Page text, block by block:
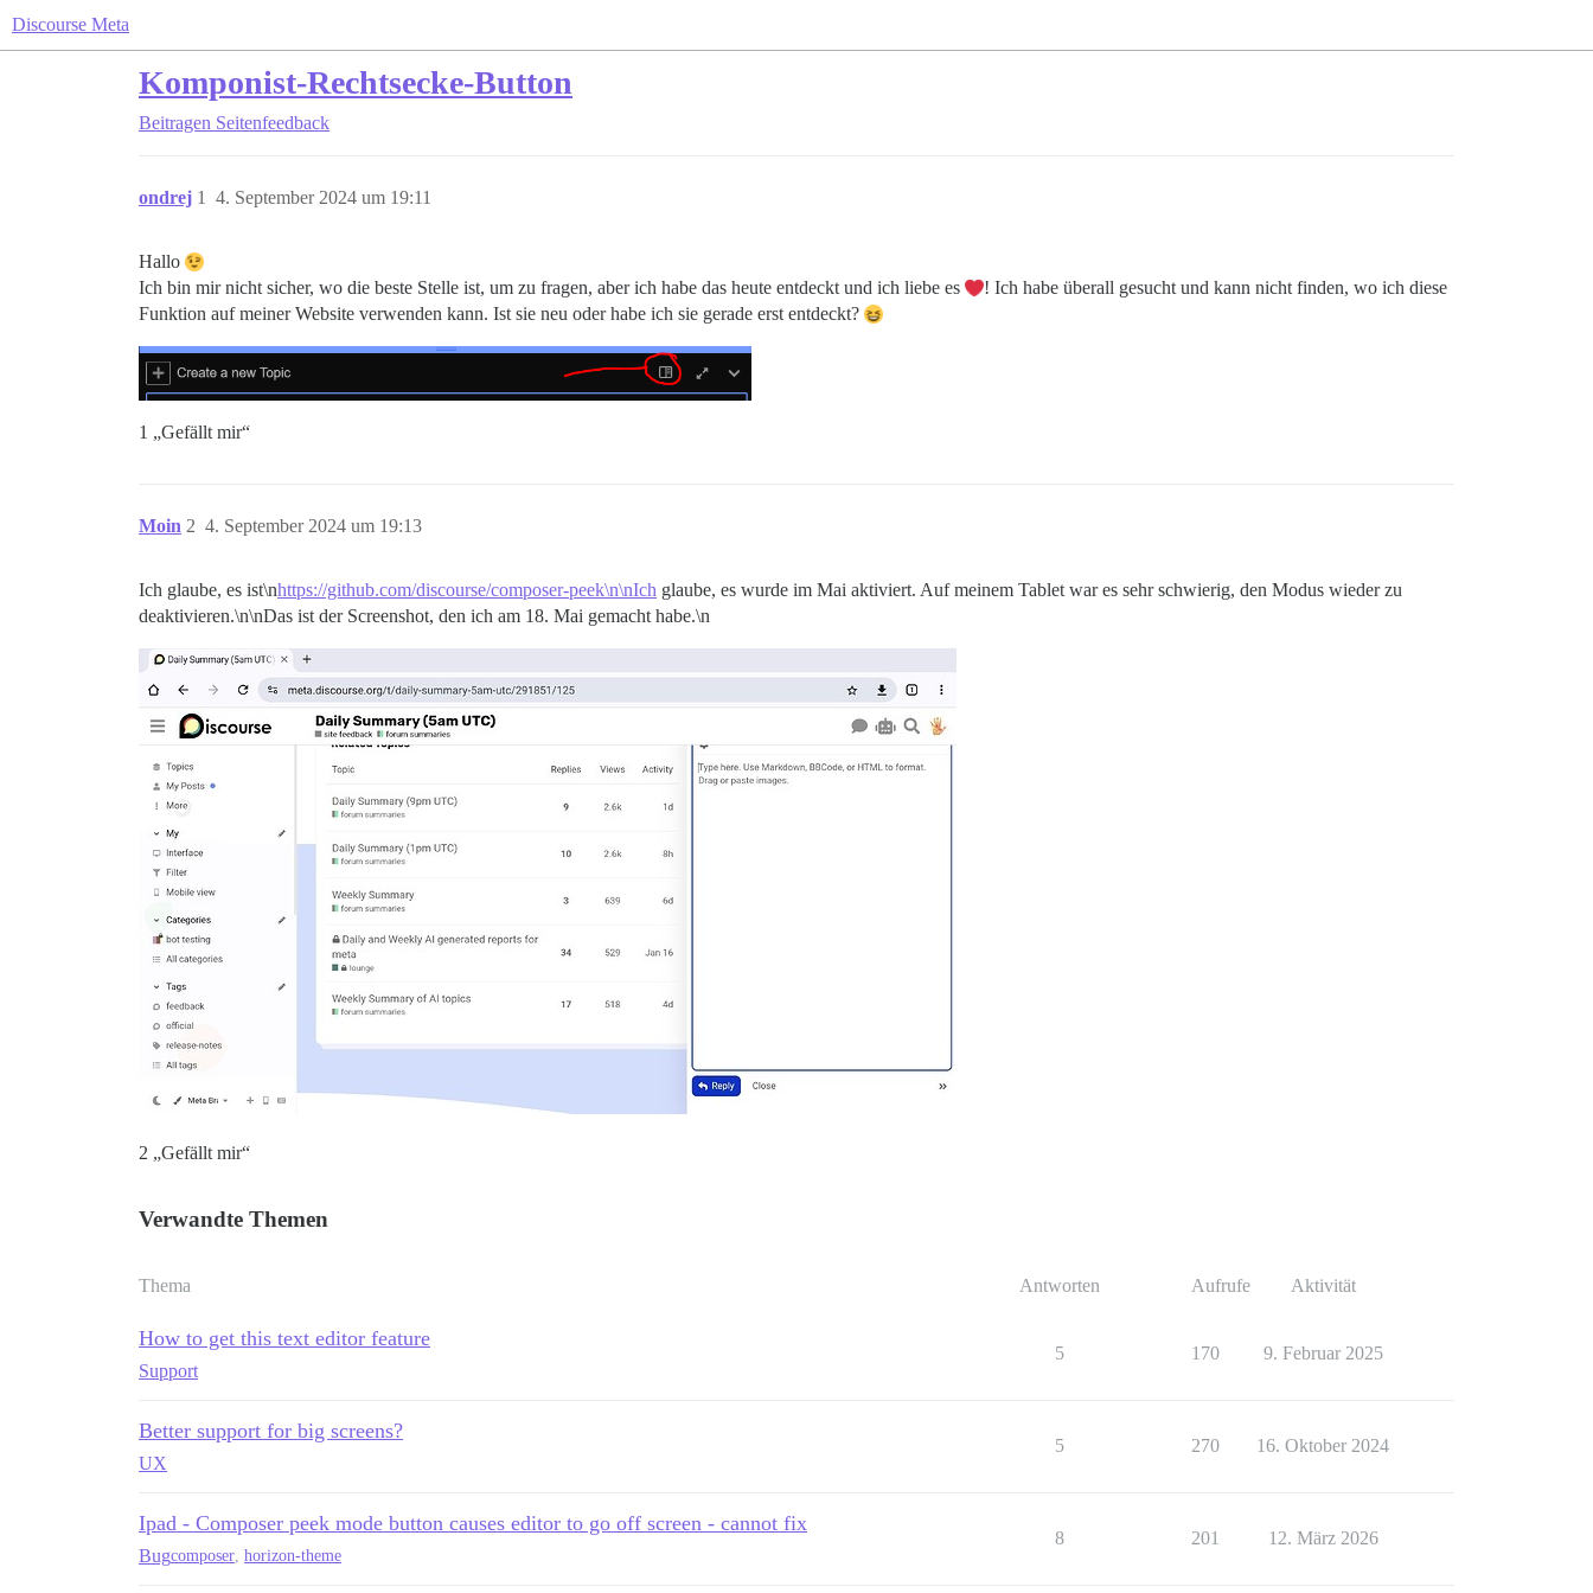
Discourse Meta
Komponist-Rechtsecke-Button
Beitragen Seitenfeedback
ondrej 4. September 2024 um 19:11
1
Hallo
Ich bin mir nicht sicher, wo die beste Stelle ist, um zu fragen, aber ich habe das heute entdeckt und ich liebe es
! Ich habe überall gesucht und kann nicht finden, wo ich diese
Funktion auf meiner Website verwenden kann. Ist sie neu oder habe ich sie gerade erst entdeckt?
1 „Gefällt mir“
Moin 4. September 2024 um 19:13
2
Ich glaube, es ist\nhttps://github.com/discourse/composer-peek\n\nIch glaube, es wurde im Mai aktiviert. Auf meinem Tablet war es sehr schwierig, den Modus wieder zu
deaktivieren.\n\nDas ist der Screenshot, den ich am 18. Mai gemacht habe.\n
2 „Gefällt mir“
Verwandte Themen
Thema Antworten Aufrufe Aktivität
How to get this text editor feature
Support
5 170 9. Februar 2025
Better support for big screens?
UX
5 270 16. Oktober 2024
Ipad - Composer peek mode button causes editor to go off screen - cannot fix
Bugcomposer, horizon-theme
8 201 12. März 2026